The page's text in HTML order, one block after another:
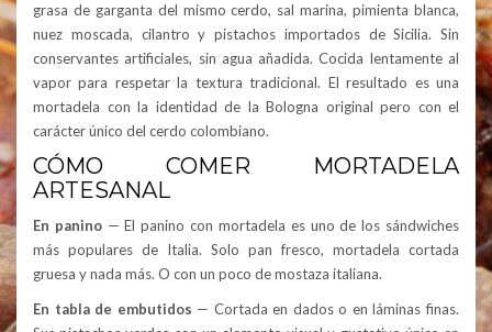
grasa de garganta del mismo cerdo, sal marina, pimienta blanca,
nuez moscada, cilantro y pistachos importados de Sicilia. Sin
conservantes artificiales, sin agua añadida. Cocida lentamente al
vapor para respetar la textura tradicional. El resultado es una
mortadela con la identidad de la Bologna original pero con el
carácter único del cerdo colombiano.
CÓMO COMER MORTADELA
ARTESANAL
En panino— El panino con mortadela es uno de los sándwiches
más populares de Italia. Solo pan fresco, mortadela cortada
gruesa y nada más. O con un poco de mostaza italiana.
En tabla de embutidos — Cortada en dados o en láminas finas.